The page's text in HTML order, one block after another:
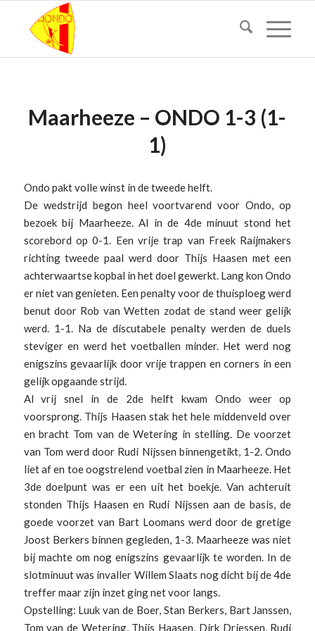
Maarheeze – ONDO 1-3 (1-
1)
Ondo pakt volle winst in de tweede helft.
De wedstrijd begon heel voortvarend voor Ondo, op
bezoek bij Maarheeze. Al in de 4de minuut stond het
scorebord op 0-1. Een vrije trap van Freek Raijmakers
richting tweede paal werd door Thijs Haasen met een
achterwaartse kopbal in het doel gewerkt. Lang kon Ondo
er niet van genieten. Een penalty voor de thuisploeg werd
benut door Rob van Wetten zodat de stand weer gelijk
werd. 1-1. Na de discutabele penalty werden de duels
steviger en werd het voetballen minder. Het werd nog
enigszins gevaarlijk door vrije trappen en corners in een
gelijk opgaande strijd.
Al vrij snel in de 2de helft kwam Ondo weer op
voorsprong. Thijs Haasen stak het hele middenveld over
en bracht Tom van de Wetering in stelling. De voorzet
van Tom werd door Rudi Nijssen binnengetikt, 1-2. Ondo
liet af en toe oogstrelend voetbal zien in Maarheeze. Het
3de doelpunt was er een uit het boekje. Van achteruit
stonden Thijs Haasen en Rudi Nijssen aan de basis, de
goede voorzet van Bart Loomans werd door de gretige
Joost Berkers binnen gegleden, 1-3. Maarheeze was niet
bij machte om nog enigszins gevaarlijk te worden. In de
slotminuut was invaller Willem Slaats nog dicht bij de 4de
treffer maar zijn inzet ging net voor langs.
Opstelling: Luuk van de Boer, Stan Berkers, Bart Janssen,
Tom van de Wetering, Thijs Haasen, Dirk Driessen, Rudi